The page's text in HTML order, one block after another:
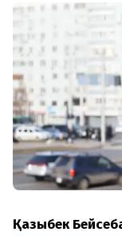
Қазыбек